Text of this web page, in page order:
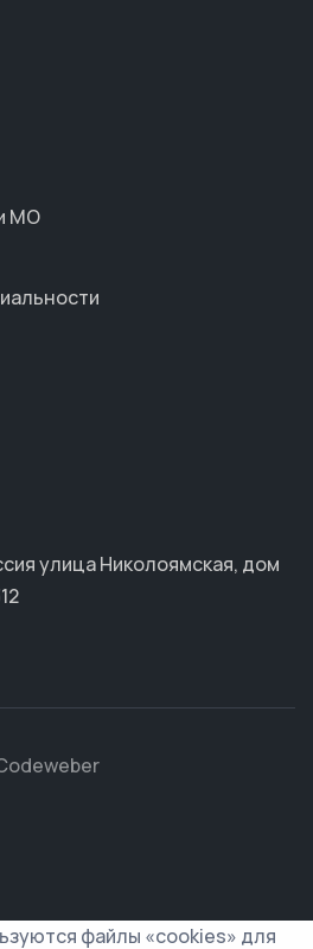
МО
улица Николоямская, дом
файлы «cookies» для